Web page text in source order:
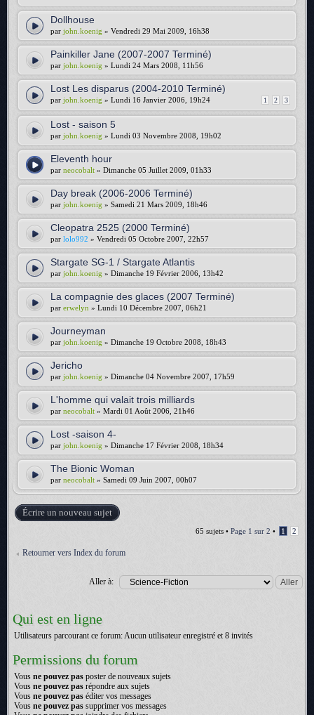
Dollhouse
par john.koenig » Vendredi 29 Mai 2009, 16h38
Painkiller Jane (2007-2007 Terminé)
par john.koenig » Lundi 24 Mars 2008, 11h56
Lost Les disparus (2004-2010 Terminé)
1 2 3
par john.koenig » Lundi 16 Janvier 2006, 19h24
Lost - saison 5
par john.koenig » Lundi 03 Novembre 2008, 19h02
Eleventh hour
par neocobalt » Dimanche 05 Juillet 2009, 01h33
Day break (2006-2006 Terminé)
par john.koenig » Samedi 21 Mars 2009, 18h46
Cleopatra 2525 (2000 Terminé)
par lolo992 » Vendredi 05 Octobre 2007, 22h57
Stargate SG-1 / Stargate Atlantis
par john.koenig » Dimanche 19 Février 2006, 13h42
La compagnie des glaces (2007 Terminé)
par erwelyn » Lundi 10 Décembre 2007, 06h21
Journeyman
par john.koenig » Dimanche 19 Octobre 2008, 18h43
Jericho
par john.koenig » Dimanche 04 Novembre 2007, 17h59
L'homme qui valait trois milliards
par neocobalt » Mardi 01 Août 2006, 21h46
Lost -saison 4-
par john.koenig » Dimanche 17 Février 2008, 18h34
The Bionic Woman
par neocobalt » Samedi 09 Juin 2007, 00h07
Écrire un nouveau sujet
65 sujets • Page 1 sur 2 • 1 2
Retourner vers Index du forum
Aller à:
Qui est en ligne
Utilisateurs parcourant ce forum: Aucun utilisateur enregistré et 8 invités
Permissions du forum
Vous ne pouvez pas poster de nouveaux sujets
Vous ne pouvez pas répondre aux sujets
Vous ne pouvez pas éditer vos messages
Vous ne pouvez pas supprimer vos messages